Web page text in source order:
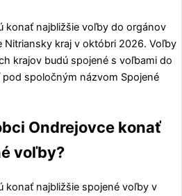
konať najbližšie voľby do orgánov
Nitriansky kraj v októbri 2026. Voľby
krajov budú spojené s voľbami do
spoločným názvom Spojené
Ondrejovce konať
voľby?
konať najbližšie spojené voľby v